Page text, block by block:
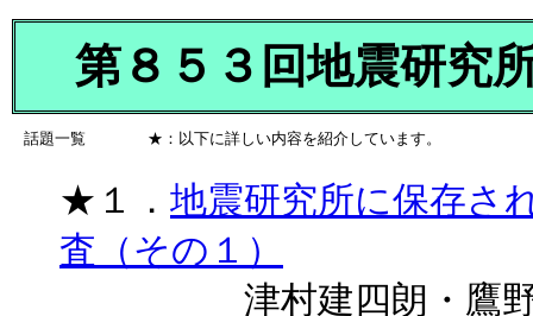
第８５３回地震研究
話題一覧 ★：以下に詳しい内容を紹介しています。
★１． 地震研究所に保存さ
査（その１）
津村建四朗・鷹野